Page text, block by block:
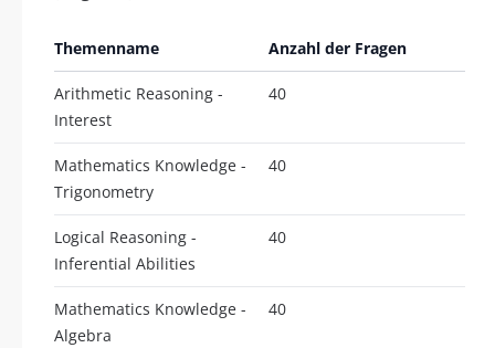
Themenname Anzahl der Fragen
Arithmetic Reasoning -
Interest
40
Mathematics Knowledge -
Trigonometry
40
Logical Reasoning -
Inferential Abilities
40
Mathematics Knowledge -
Algebra
40